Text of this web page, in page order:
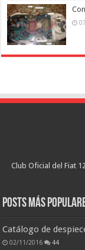
Club Oficial del Fiat
Posts más
Catálogo de
02/11/2016 44